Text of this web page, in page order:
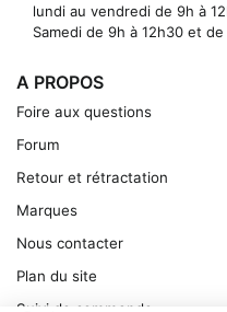
lundi au vendredi de 9h à
Samedi de 9h à 12h30 et de
A PROPOS
Foire aux questions
Forum
Retour et rétractation
Marques
Nous contacter
Plan du site
Suivi de commande